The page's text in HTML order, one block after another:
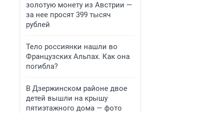
золотую монету из Австрии —
за нее просят 399 тысяч
рублей
Тело россиянки нашли во
Французских Альпах. Как она
погибла?
В Дзержинском районе двое
детей вышли на крышу
пятиэтажного дома — фото